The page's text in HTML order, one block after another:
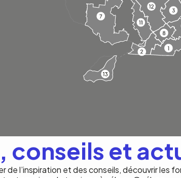
conseils et
de l’inspiration et des conseils, découvrir les